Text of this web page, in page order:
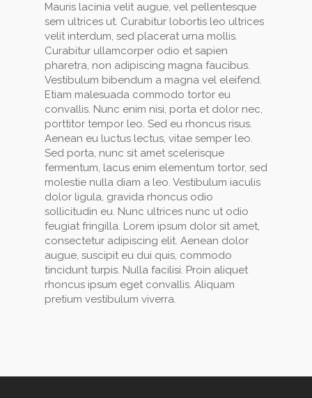
Mauris lacinia velit augue, vel pellentesque
sem ultrices ut. Curabitur lobortis leo ultrices
velit interdum, sed placerat urna mollis.
Curabitur ullamcorper odio et sapien
pharetra, non adipiscing magna faucibus.
Vestibulum bibendum a magna vel eleifend.
Etiam malesuada commodo tortor eu
convallis. Nunc enim nisi, porta et dolor nec,
porttitor tempor leo. Sed eu rhoncus risus.
Aenean eu luctus lectus, vitae semper leo.
Sed porta, nunc sit amet scelerisque
fermentum, lacus enim elementum tortor, sed
molestie nulla diam a leo. Vestibulum iaculis
dolor ligula, gravida rhoncus odio
sollicitudin eu. Nunc ultrices nunc ut odio
feugiat fringilla. Lorem ipsum dolor sit amet,
consectetur adipiscing elit. Aenean dolor
augue, suscipit eu dui quis, commodo
tincidunt turpis. Nulla facilisi. Proin aliquet
rhoncus ipsum eget convallis. Aliquam
pretium vestibulum viverra.